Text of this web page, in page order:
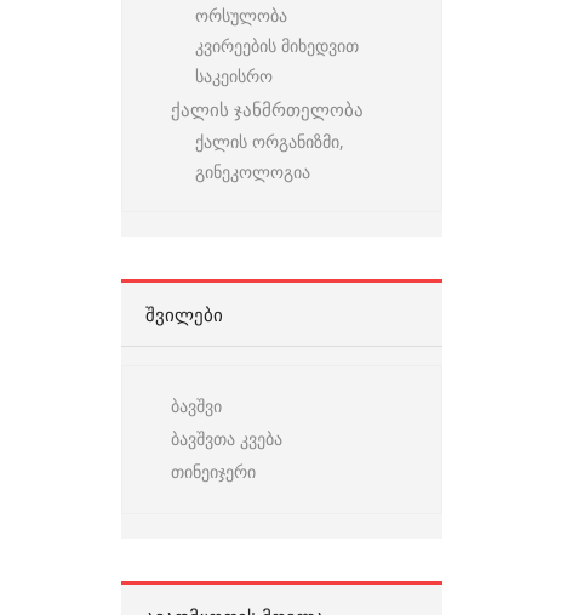
ორსულობა
კვირეების მიხედვით
საკეისრო
ქალის ჯანმრთელობა
ქალის ორგანიზმი,
გინეკოლოგია
ᲨᲕᲘᲚᲔᲑᲘ
ბავშვი
ბავშვთა კვება
თინეიჯერი